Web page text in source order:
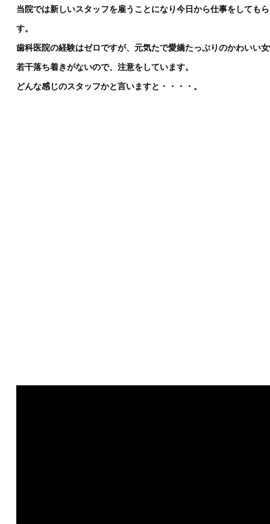
当院では新しいスタッフを雇うことになり今日から仕事をしても
す。
歯科医院の経験はゼロですが、元気たで愛嬌たっぷりのかわいい
若干落ち着きがないので、注意をしています。
どんな感じのスタッフかと言いますと・・・・。